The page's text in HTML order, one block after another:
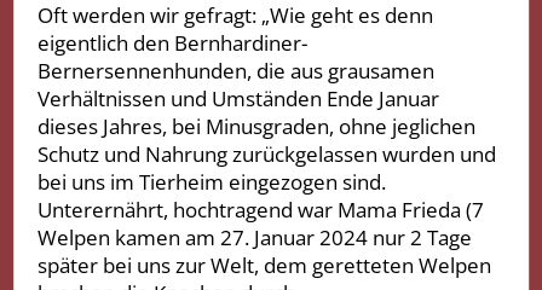
Oft werden wir gefragt: „Wie geht es denn
eigentlich den Bernhardiner-
Bernersennenhunden, die aus grausamen
Verhältnissen und Umständen Ende Januar
dieses Jahres, bei Minusgraden, ohne jeglichen
Schutz und Nahrung zurückgelassen wurden und
bei uns im Tierheim eingezogen sind.
Unterernährt, hochtragend war Mama Frieda (7
Welpen kamen am 27. Januar 2024 nur 2 Tage
später bei uns zur Welt, dem geretteten Welpen